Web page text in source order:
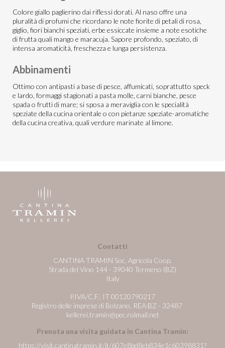
Colore giallo paglierino dai riflessi dorati. Al naso offre una
pluralità di profumi che ricordano le note fiorite di petali di rosa,
giglio, fiori bianchi speziati, erbe essiccate insieme a note esotiche
di frutta quali mango e maracuja. Sapore profondo, speziato, di
intensa aromaticità, freschezza e lunga persistenza.
Abbinamenti
Ottimo con antipasti a base di pesce, affumicati, soprattutto speck
e lardo, formaggi stagionati a pasta molle, carni bianche, pesce
spada o frutti di mare; si sposa a meraviglia con le specialità
speziate della cucina orientale o con pietanze speziate-aromatiche
della cucina creativa, quali verdure marinate al limone.
Contatti
CANTINA TRAMIN Soc. Agricola Coop.
Strada del Vino 144 - 39040 Termeno (BZ)
Italy
P.IVA/C.F.: IT 00120790217
Registro delle imprese di Bolzano, REA:BZ - 32487
kellerei.tramin@pec.rolmail.net
Prenota una visita guidata in Cantina Tramin:
https://visit.cantinatramin.it/it/607e8bd8eb834e1c60398831?